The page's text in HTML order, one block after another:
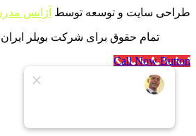
طراحی سایت و توسعه توسط آژانس
تمام حقوق برای شرکت بویلر
Call Now Button